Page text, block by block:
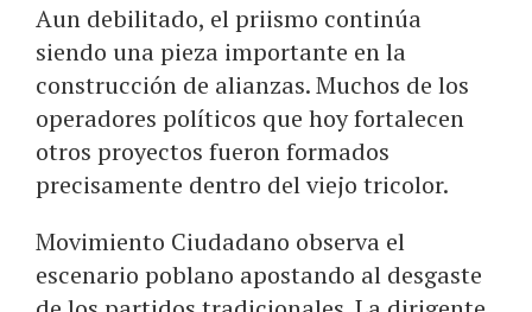
Aun debilitado, el priismo continúa
siendo una pieza importante en la
construcción de alianzas. Muchos de los
operadores políticos que hoy fortalecen
otros proyectos fueron formados
precisamente dentro del viejo tricolor.
Movimiento Ciudadano observa el
escenario poblano apostando al desgaste